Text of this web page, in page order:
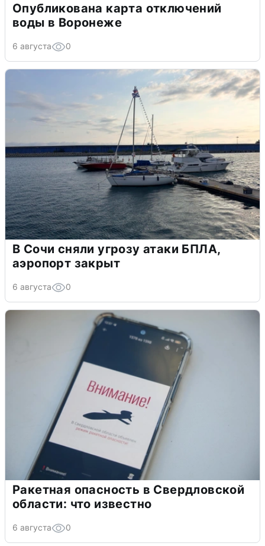
Опубликована карта отключений
воды в Воронеже
6 августа 0
В Сочи сняли угрозу атаки БПЛА,
аэропорт закрыт
6 августа 0
Ракетная опасность в Свердловской
области: что известно
6 августа 0